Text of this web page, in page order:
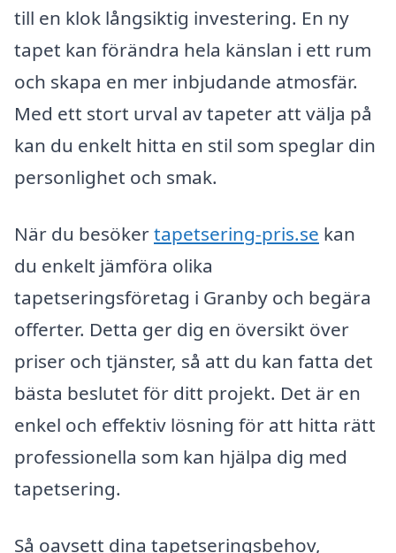
till en klok långsiktig investering. En ny
tapet kan förändra hela känslan i ett rum
och skapa en mer inbjudande atmosfär.
Med ett stort urval av tapeter att välja på
kan du enkelt hitta en stil som speglar din
personlighet och smak.
När du besökertapetsering-pris.se kan
du enkelt jämföra olika
tapetseringsföretag i Granby och begära
offerter. Detta ger dig en översikt över
priser och tjänster, så att du kan fatta det
bästa beslutet för ditt projekt. Det är en
enkel och effektiv lösning för att hitta rätt
professionella som kan hjälpa dig med
tapetsering.
Så oavsett dina tapetseringsbehov,